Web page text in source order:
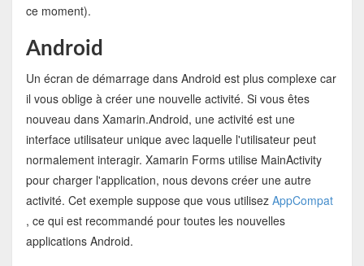
ce moment).
Android
Un écran de démarrage dans Android est plus complexe car
il vous oblige à créer une nouvelle activité. Si vous êtes
nouveau dans Xamarin.Android, une activité est une
interface utilisateur unique avec laquelle l'utilisateur peut
normalement interagir. Xamarin Forms utilise MainActivity
pour charger l'application, nous devons créer une autre
activité. Cet exemple suppose que vous utilisez AppCompat
, ce qui est recommandé pour toutes les nouvelles
applications Android.